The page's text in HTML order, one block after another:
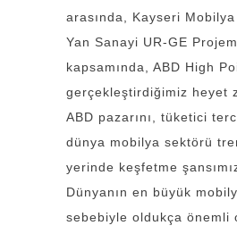
arasında, Kayseri
Yan Sanayi UR-GE
kapsamında, ABD High
gerçekleştirdiğimiz heyet
ABD pazarını, tüketici
dünya mobilya sektörü
yerinde keşfetme
Dünyanın en büyük
sebebiyle oldukça önemli